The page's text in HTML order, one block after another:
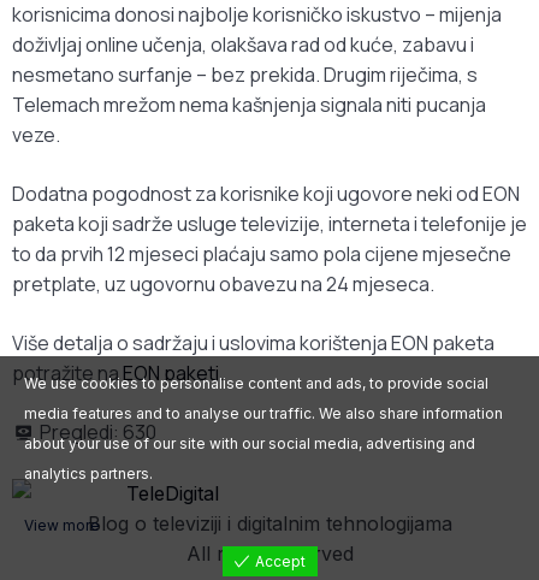
korisnicima donosi najbolje korisničko iskustvo – mijenja
doživljaj online učenja, olakšava rad od kuće, zabavu i
nesmetano surfanje – bez prekida. Drugim riječima, s
Telemach mrežom nema kašnjenja signala niti pucanja
veze.
Dodatna pogodnost za korisnike koji ugovore neki od EON
paketa koji sadrže usluge televizije, interneta i telefonije je
to da prvih 12 mjeseci plaćaju samo pola cijene mjesečne
pretplate, uz ugovornu obavezu na 24 mjeseca.
Više detalja o sadržaju i uslovima korištenja EON paketa
potražite naEON paketi.
Pregledi: 630
Blog o televiziji i digitalnim tehnologijama
All rights reserved
We use cookies to personalise content and ads, to provide social
media features and to analyse our traffic. We also share information
about your use of our site with our social media, advertising and
analytics partners.
View more
Accept